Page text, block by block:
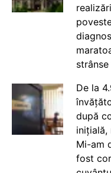
De la
după
inițială,
Mi-am
fost